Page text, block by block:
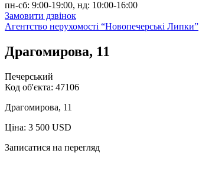
пн-сб: 9:00-19:00, нд: 10:00-16:00
Замовити дзвінок
Агентство нерухомості “Новопечерські Липки”
Драгомирова, 11
Печерський
Код об'єкта: 47106
Драгомирова, 11
Ціна: 3 500 USD
Записатися на перегляд